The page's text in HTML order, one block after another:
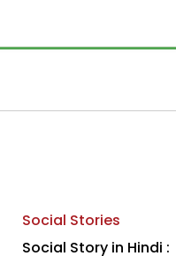
Social Stories
Social Story in Hindi :